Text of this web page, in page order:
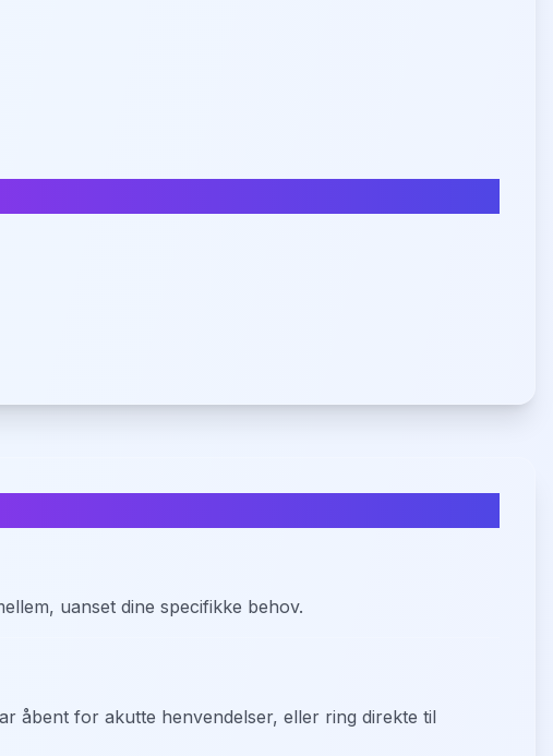
uanset dine specifikke behov.
åbent for akutte henvendelser, eller ring direkte til